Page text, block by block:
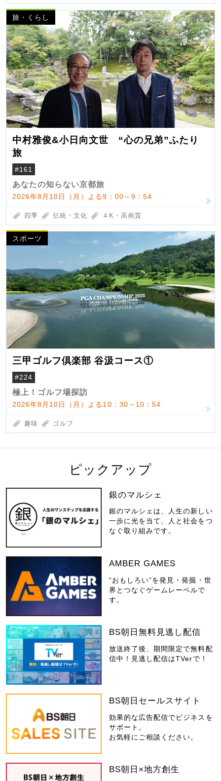
旅・くらし
中村雅俊&小日向文世 “心の兄弟”ふたり
旅
#161
あなたの知らない京都旅
2026年8月10日（月）よる9：00～9：54
四季 伝統・文化 ４K・高画質
スポーツ
三甲ゴルフ倶楽部 谷汲コース①
#224
極上！ゴルフ場探訪
2026年8月10日（月）よる10：30～10：54
趣味 ゴルフ
ピックアップ
銀のマルシェ
銀のマルシェは、人生の新しい
一歩に光を当て、人と社会をつ
なぐ取り組みです。
AMBER GAMES
“おもしろい”を発見・発掘・世
界とつなぐゲームレーベルで
す。
BS朝日無料見逃し配信
放送終了後、期間限定で無料配
信中！見逃し配信はTVerで！
BS朝日セールスサイト
効果的な広告配信でビジネスを
サポート。
お気軽にご相談ください。
BS朝日×地方創生